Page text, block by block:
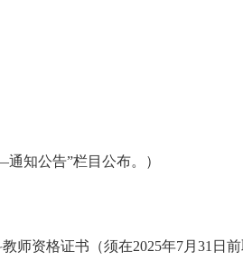
知公告”栏目公布。）
师资格证书（须在2025年7月 31 日